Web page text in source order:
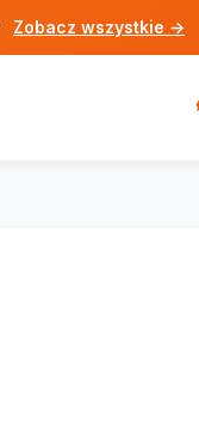
Zobacz wszystkie →